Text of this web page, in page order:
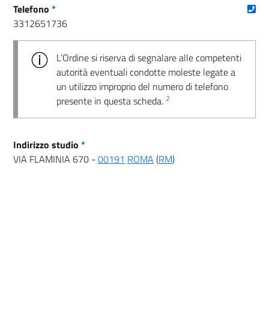
Telefono *
3312651736
L’Ordine si riserva di segnalare alle competenti
autorità eventuali condotte moleste legate a
un utilizzo improprio del numero di telefono
presente in questa scheda. 2
Indirizzo studio *
VIA FLAMINIA 670 - 00191 ROMA (RM)